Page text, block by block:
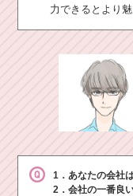
力できるとより
1．あなたの会社
2．会社の一番良